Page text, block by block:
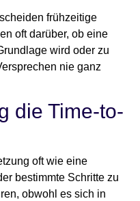
frühzeitige
oft darüber, ob eine
wird oder zu
nie ganz
die Time-to-
oft wie eine
bestimmte Schritte zu
obwohl es sich in